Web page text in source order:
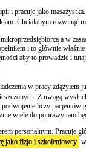
i pracuje jako
Chciałabym rozwinąć
a w
i to głównie
aby to prowadzić i
w pracy
Z uwagą
liczy pacjentów
wiele do poprawy tam
personalnym. Pracuje
jako fizjo i szkoleniowcy